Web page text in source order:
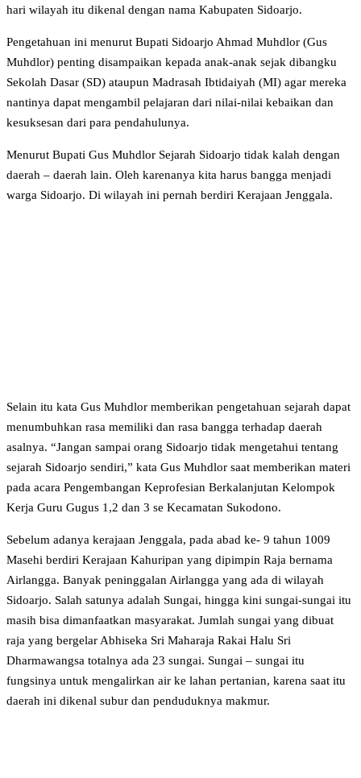
hari wilayah itu dikenal dengan nama Kabupaten Sidoarjo.
Pengetahuan ini menurut Bupati Sidoarjo Ahmad Muhdlor (Gus
Muhdlor) penting disampaikan kepada anak-anak sejak dibangku
Sekolah Dasar (SD) ataupun Madrasah Ibtidaiyah (MI) agar mereka
nantinya dapat mengambil pelajaran dari nilai-nilai kebaikan dan
kesuksesan dari para pendahulunya.
Menurut Bupati Gus Muhdlor Sejarah Sidoarjo tidak kalah dengan
daerah – daerah lain. Oleh karenanya kita harus bangga menjadi
warga Sidoarjo. Di wilayah ini pernah berdiri Kerajaan Jenggala.
Selain itu kata Gus Muhdlor memberikan pengetahuan sejarah dapat
menumbuhkan rasa memiliki dan rasa bangga terhadap daerah
asalnya. “Jangan sampai orang Sidoarjo tidak mengetahui tentang
sejarah Sidoarjo sendiri,” kata Gus Muhdlor saat memberikan materi
pada acara Pengembangan Keprofesian Berkalanjutan Kelompok
Kerja Guru Gugus 1,2 dan 3 se Kecamatan Sukodono.
Sebelum adanya kerajaan Jenggala, pada abad ke- 9 tahun 1009
Masehi berdiri Kerajaan Kahuripan yang dipimpin Raja bernama
Airlangga. Banyak peninggalan Airlangga yang ada di wilayah
Sidoarjo. Salah satunya adalah Sungai, hingga kini sungai-sungai itu
masih bisa dimanfaatkan masyarakat. Jumlah sungai yang dibuat
raja yang bergelar Abhiseka Sri Maharaja Rakai Halu Sri
Dharmawangsa totalnya ada 23 sungai. Sungai – sungai itu
fungsinya untuk mengalirkan air ke lahan pertanian, karena saat itu
daerah ini dikenal subur dan penduduknya makmur.